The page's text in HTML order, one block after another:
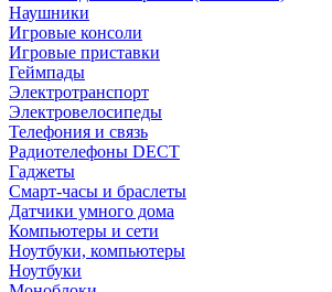
Наушники
Игровые консоли
Игровые приставки
Геймпады
Электротранспорт
Электровелосипеды
Телефония и связь
Радиотелефоны DECT
Гаджеты
Смарт-часы и браслеты
Датчики умного дома
Компьютеры и сети
Ноутбуки, компьютеры
Ноутбуки